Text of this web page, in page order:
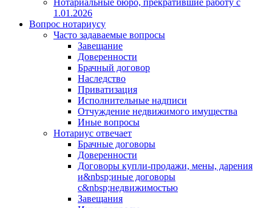
Нотариальные бюро, прекратившие работу с
1.01.2026
Вопрос нотариусу
Часто задаваемые вопросы
Завещание
Доверенности
Брачный договор
Наследство
Приватизация
Исполнительные надписи
Отчуждение недвижимого имущества
Иные вопросы
Нотариус отвечает
Брачные договоры
Доверенности
Договоры купли-продажи, мены, дарения
и&nbsp;иные договоры
с&nbsp;недвижимостью
Завещания